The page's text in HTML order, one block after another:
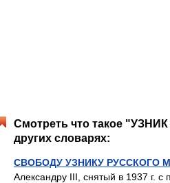
Смотреть что такое
других словарях:
СВОБОДУ УЗНИКУ РУССКОГО
Александру III, снятый в 1937 г.